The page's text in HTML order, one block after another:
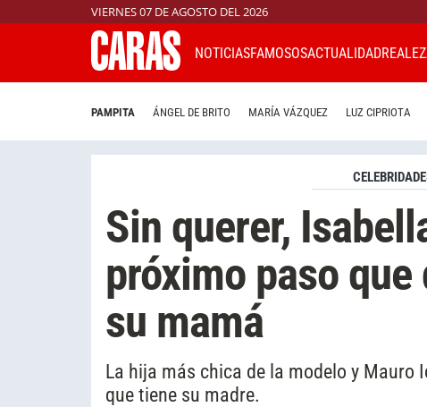
VIERNES 07 DE AGOSTO DEL 2026
NOTICIASFAMOSOSACTUALIDAD
PAMPITA ÁNGEL DE BRITO MARÍA VÁZQUEZ LUZ CIPRIOTA
Sin querer,
próximo paso que
su mamá
La hija más chica de la modelo y Mauro
que tiene su madre.